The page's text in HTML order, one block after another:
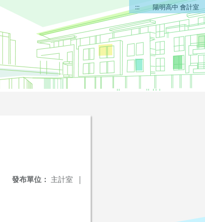
::: 陽明高中 會計室
發布單位： 主計室 |